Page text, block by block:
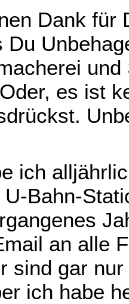
Dank für
Du
es ist
ich
U-Bahn-
an alle
sind gar
ich habe